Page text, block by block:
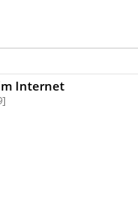
Internet